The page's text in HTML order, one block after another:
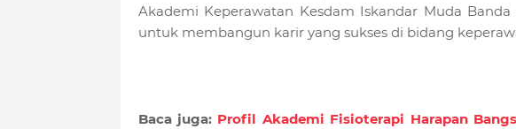
Akademi Keperawatan Kesdam Iskandar Muda
untuk membangun karir yang sukses di bidang
Baca juga: Profil Akademi Fisioterapi Harapan